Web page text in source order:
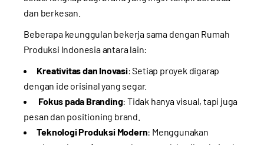
dan berkesan.
Beberapa keunggulan bekerja sama dengan Rumah
Produksi Indonesia antara lain:
Kreativitas dan Inovasi: Setiap proyek digarap
dengan ide orisinal yang segar.
Fokus pada Branding: Tidak hanya visual, tapi juga
pesan dan positioning brand.
Teknologi Produksi Modern: Menggunakan